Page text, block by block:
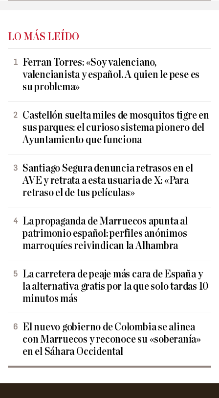
LO MÁS LEÍDO
Ferran Torres: «Soy valenciano,
valencianista y español. A quien le pese es
su problema»
Castellón suelta miles de mosquitos tigre en
sus parques: el curioso sistema pionero del
Ayuntamiento que funciona
Santiago Segura denuncia retrasos en el
AVE y retrata a esta usuaria de X: «Para
retraso el de tus películas»
La propaganda de Marruecos apunta al
patrimonio español: perfiles anónimos
marroquíes reivindican la Alhambra
La carretera de peaje más cara de España y
la alternativa gratis por la que solo tardas 10
minutos más
El nuevo gobierno de Colombia se alinea
con Marruecos y reconoce su «soberanía»
en el Sáhara Occidental